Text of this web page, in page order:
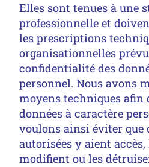
Elles sont tenues à une
professionnelle et
les prescriptions
organisationnelles
confidentialité des
personnel. Nous avons
moyens techniques afin
données à caractère
voulons ainsi éviter que
autorisées y aient
modifient ou les